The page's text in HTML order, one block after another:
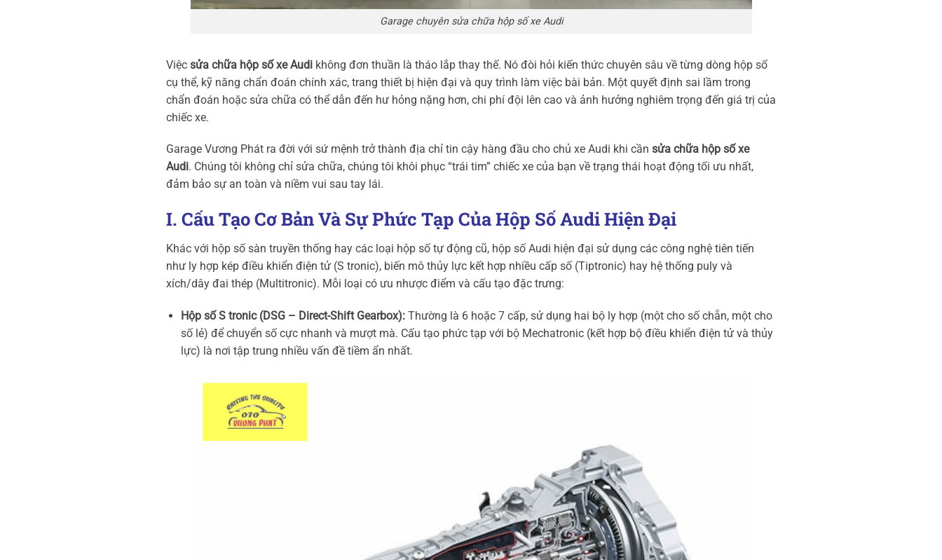
Garage chuyên sửa chữa hộp số xe Audi
Việc sửa chữa hộp số xe Audi không đơn thuần là tháo lắp thay thế. Nó đòi hỏi kiến thức chuyên sâu về từng dòng hộp số
cụ thể, kỹ năng chẩn đoán chính xác, trang thiết bị hiện đại và quy trình làm việc bài bản. Một quyết định sai lầm trong
chẩn đoán hoặc sửa chữa có thể dẫn đến hư hỏng nặng hơn, chi phí đội lên cao và ảnh hưởng nghiêm trọng đến giá trị của
chiếc xe.
Garage Vương Phát ra đời với sứ mệnh trở thành địa chỉ tin cậy hàng đầu cho chủ xe Audi khi cần sửa chữa hộp số xe
Audi. Chúng tôi không chỉ sửa chữa, chúng tôi khôi phục “trái tim” chiếc xe của bạn về trạng thái hoạt động tối ưu nhất,
đảm bảo sự an toàn và niềm vui sau tay lái.
I. Cấu Tạo Cơ Bản Và Sự Phức Tạp Của Hộp Số Audi Hiện Đại
Khác với hộp số sàn truyền thống hay các loại hộp số tự động cũ, hộp số Audi hiện đại sử dụng các công nghệ tiên tiến
như ly hợp kép điều khiển điện tử (S tronic), biến mô thủy lực kết hợp nhiều cấp số (Tiptronic) hay hệ thống puly và
xích/dây đai thép (Multitronic). Mỗi loại có ưu nhược điểm và cấu tạo đặc trưng:
Hộp số S tronic (DSG – Direct-Shift Gearbox):Thường là 6 hoặc 7 cấp, sử dụng hai bộ ly hợp (một cho số chẵn, một cho
số lẻ) để chuyển số cực nhanh và mượt mà. Cấu tạo phức tạp với bộ Mechatronic (kết hợp bộ điều khiển điện tử và thủy
lực) là nơi tập trung nhiều vấn đề tiềm ẩn nhất.